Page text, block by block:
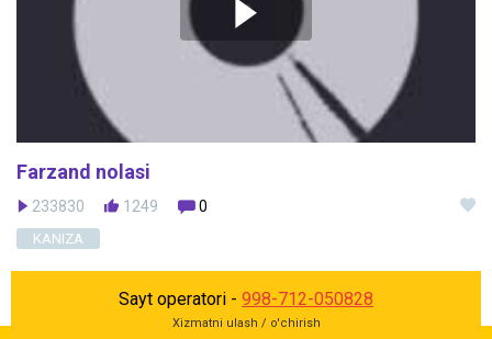
Farzand nolasi
233830 1249 0
KANIZA
Sayt operatori - 998-712-050828
Xizmatni ulash / o'chirish